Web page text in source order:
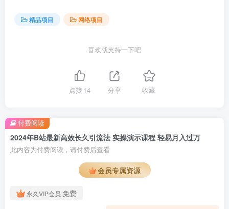
精品项目 网络项目
喜欢就支持一下吧
点赞14 分享 收藏
2024年B站最新高效长久引流法 实操演示课程 轻易月入过万
此内容为付费阅读，请付费后查看
会员专属资源
永久VIP会员 免费
付费阅读